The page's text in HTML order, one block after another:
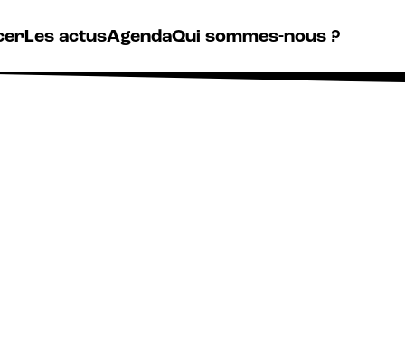
Les actusAgendaQui sommes-nous ?